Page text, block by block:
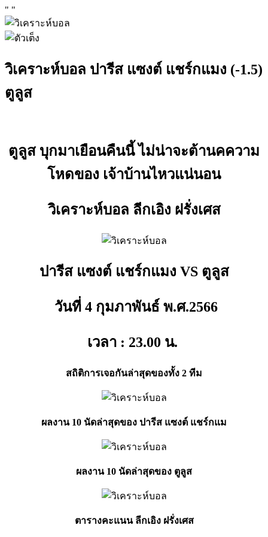
" "
วิเคราะห์บอล ปารีส แซงต์ แชร์กแมง (-1.5)
ตูลูส
ตูลูส บุกมาเยือนคืนนี้ ไม่น่าจะต้านคความ
โหดของ เจ้าบ้านไหวแน่นอน
วิเคราะห์บอล ลีกเอิง ฝรั่งเศส
ปารีส แซงต์ แชร์กแมง VS ตูลูส
วันที่ 4 กุมภาพันธ์ พ.ศ.2566
เวลา : 23.00 น.
สถิติการเจอกันล่าสุดของทั้ง 2 ทีม
ผลงาน 10 นัดล่าสุดของ ปารีส แซงต์ แชร์กแม
ผลงาน 10 นัดล่าสุดของ ตูลูส
ตารางคะแนน ลีกเอิง ฝรั่งเศส